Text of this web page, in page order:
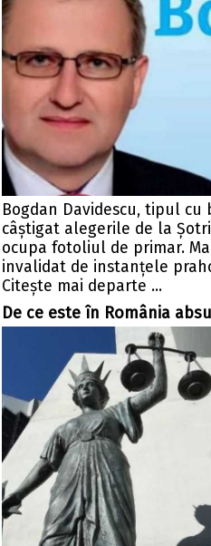
Bogdan Davidescu, tipul cu
câștigat alegerile de la
ocupa fotoliul de primar.
invalidat de instanțele
Citeşte mai departe ...
De ce este în România